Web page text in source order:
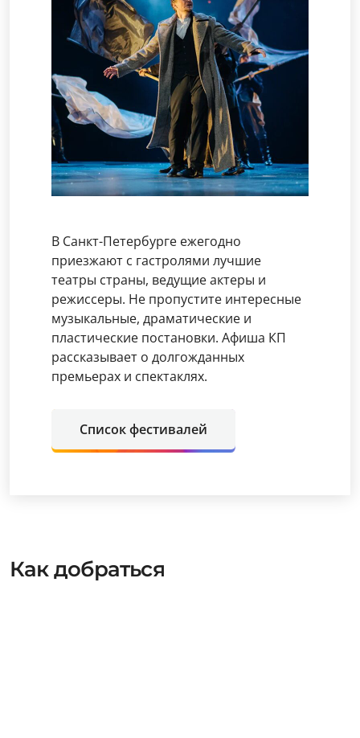
В Санкт-Петербурге ежегодно
приезжают с гастролями лучшие
театры страны, ведущие актеры и
режиссеры. Не пропустите интересные
музыкальные, драматические и
пластические постановки. Афиша КП
рассказывает о долгожданных
премьерах и спектаклях.
Список фестивалей
Как добраться